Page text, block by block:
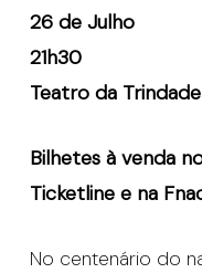
26 de Julho
21h30
Teatro da Trindade
Bilhetes à venda
Ticketline e na
No centenário do